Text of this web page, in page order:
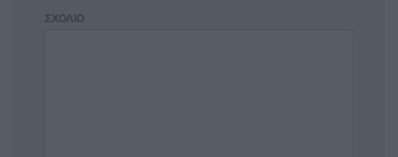
ΣΧΟΛΙΟ